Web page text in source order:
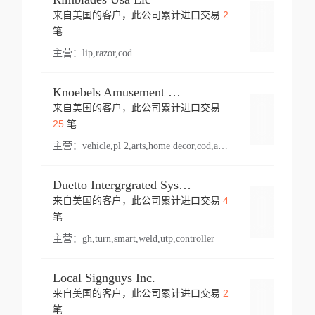
来自美国的客户，此公司累计进口交易 2
笔
主营： lip,razor,cod
Knoebels Amusement Resort
来自美国的客户，此公司累计进口交易
25笔
主营： vehicle,pl 2,arts,home decor,cod,amusement ride,sea
Duetto Intergrgrated Systems Inc.
来自美国的客户，此公司累计进口交易 4
笔
主营： gh,turn,smart,weld,utp,controller
Local Signguys Inc.
来自美国的客户，此公司累计进口交易 2
笔